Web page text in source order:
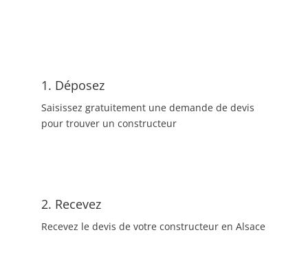
1. Déposez
Saisissez gratuitement une demande de devis
pour trouver un constructeur
2. Recevez
Recevez le devis de votre constructeur en Alsace